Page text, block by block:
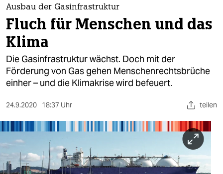
themen
politik
öko
gesellschaft
sport
berlin
nord
Ausbau der Gasinfrastruktur
Fluch für Menschen und das
Klima
Die Gasinfrastruktur wächst. Doch mit der
Förderung von Gas gehen Menschenrechtsbrüche
einher – und die Klimakrise wird befeuert.
24.9.2020 18:37 Uhr teilen